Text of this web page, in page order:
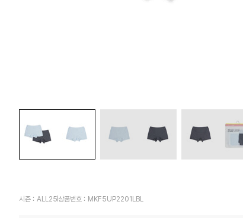
시즌 : ALL25 상품번호 : MKF5UP2201LBL